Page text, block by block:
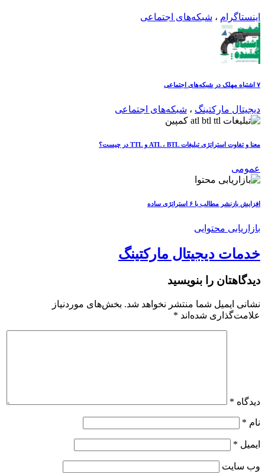
اینستاگرام ، شبکه‌های اجتماعی
۷ اشتباه مهلک در شبکه‌های اجتماعی
دیجیتال مارکتینگ ، شبکه‌های اجتماعی
معنا و تفاوت استراتژی تبلیغات ATL ، BTL و TTL در چیست؟
عمومی
افزایش بازنشر مطالب با ۶ استراتژی ساده
بازاریابی محتوایی
خدمات دیجیتال مارکتینگ
دیدگاهتان را بنویسید
نشانی ایمیل شما منتشر نخواهد شد. بخش‌های موردنیاز
علامت‌گذاری شده‌اند *
دیدگاه *
نام *
ایمیل *
وب‌ سایت